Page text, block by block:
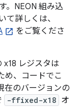
。NEON 組み込
て詳しくは、
をご覧くださ
x18 レジスタは
め、コードでこ
在のバージョンの
-ffixed-x18 オ